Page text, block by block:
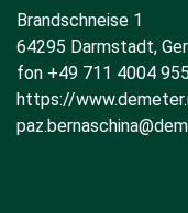
Brandschneise 1
64295 Darmstadt,
fon +49 711 4004
https://